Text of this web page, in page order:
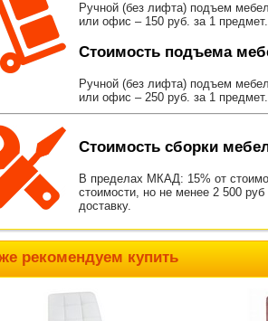
Ручной (без лифта) подъем
или офис – 150 руб. за 1
Стоимость подъема
Ручной (без лифта) подъем
или офис – 250 руб. за 1
Стоимость сборки
В пределах МКАД: 15% от
стоимости, но не менее 2 500
доставку.
рекомендуем купить